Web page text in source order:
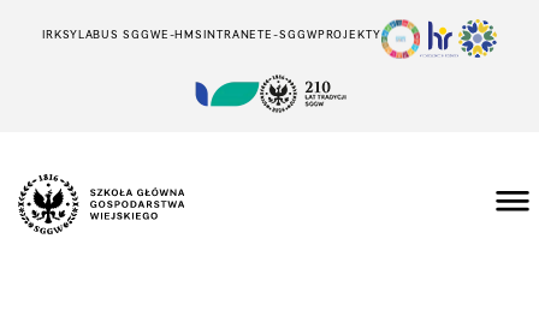
IRKSYLABUS SGGWE-HMSINTRANETE-SGGWPROJEKTY